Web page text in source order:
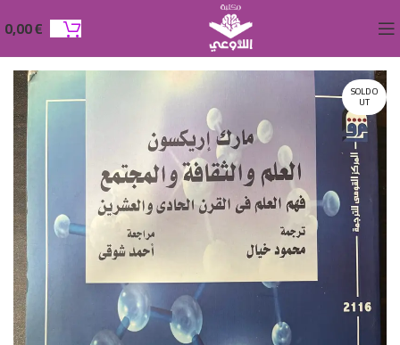
0,00€
SOLD O
UT